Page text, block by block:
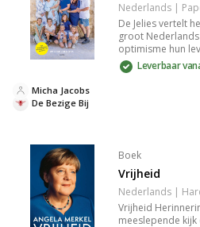
De Jelies vertelt
groot
optimisme hun
Lees over hun
de kracht van
Leverbaar
De Bezige Bij
Micha Jacobs
Boek
Vrijheid
Vrijheid
meeslepende